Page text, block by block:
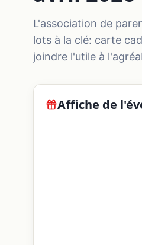
L'association de
lots à la clé: carte
joindre l'utile à
Affiche de